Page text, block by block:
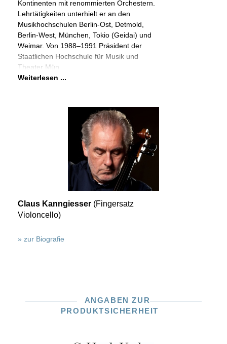
Kontinenten mit renommierten Orchestern.
Lehrtätigkeiten unterhielt er an den
Musikhochschulen Berlin-Ost, Detmold,
Berlin-West, München, Tokio (Geidai) und
Weimar. Von 1988–1991 Präsident der
Staatlichen Hochschule für Musik und
Theater Mün
Weiterlesen ...
Claus Kanngiesser (Fingersatz
Violoncello)
» zur Biografie
ANGABEN ZUR
PRODUKTSICHERHEIT